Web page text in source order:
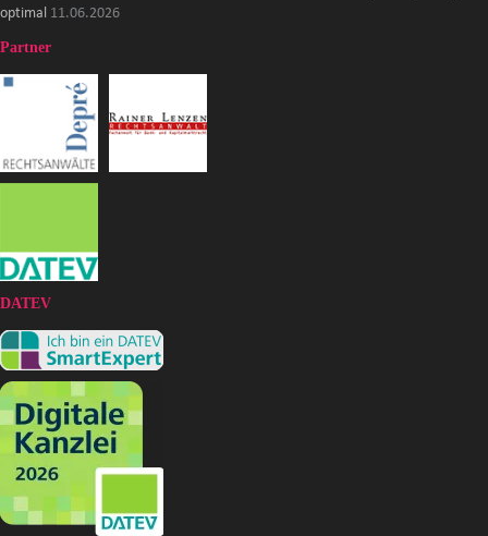
optimal 11.06.2026
Partner
DATEV